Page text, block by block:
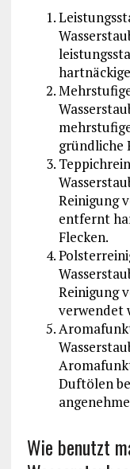
gründliche
Reinigung
entfernt
Flecken.
Reinigung
verwendet
Duftölen
Wie benutzt